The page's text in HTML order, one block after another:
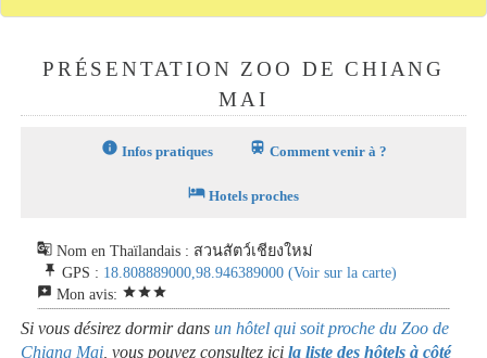
PRÉSENTATION ZOO DE CHIANG
MAI
info Infos pratiques train Comment venir à ?
hotel Hotels proches
g_translate Nom en Thaïlandais : สวนสัตว์เชียงใหม่
push_pin GPS : 18.808889000,98.946389000 (Voir sur la carte)
reviews Mon avis: starstarstar
Si vous désirez dormir dansun hôtel qui soit proche du Zoo de
Chiang Mai , vous pouvez consultez icila liste des hôtels à côté